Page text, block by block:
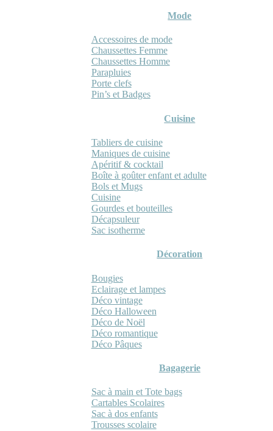
Mode
Accessoires de mode
Chaussettes Femme
Chaussettes Homme
Parapluies
Porte clefs
Pin’s et Badges
Cuisine
Tabliers de cuisine
Maniques de cuisine
Apéritif & cocktail
Boîte à goûter enfant et adulte
Bols et Mugs
Cuisine
Gourdes et bouteilles
Décapsuleur
Sac isotherme
Décoration
Bougies
Eclairage et lampes
Déco vintage
Déco Halloween
Déco de Noël
Déco romantique
Déco Pâques
Bagagerie
Sac à main et Tote bags
Cartables Scolaires
Sac à dos enfants
Trousses scolaire